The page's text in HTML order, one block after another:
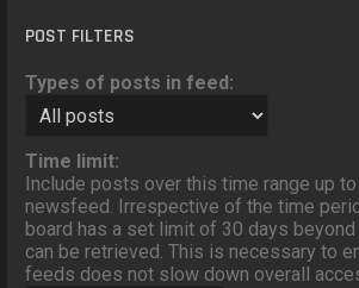
POST FILTERS
Types of posts in feed:
Time limit:
Include posts over this time range up
newsfeed. Irrespective of the time
board has a set limit of 30 days
can be retrieved. This is necessary to
feeds does not slow down overall